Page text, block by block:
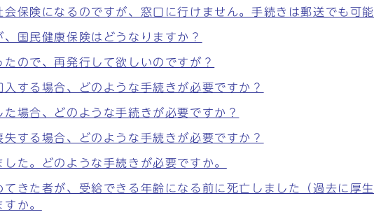
保険になるのですが、窓口に行けません。手続きは郵送でも可
国民健康保険はどうなりますか？
ので、再発行して欲しいのですが？
する場合、どのような手続きが必要ですか？
場合、どのような手続きが必要ですか？
する場合、どのような手続きが必要ですか？
た。どのような手続きが必要ですか。
きた者が、受給できる年齢になる前に死亡しました（過去に厚
か。